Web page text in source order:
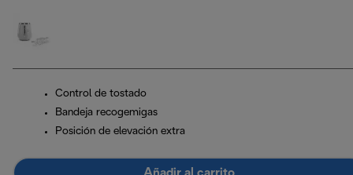
Control de tostado
Bandeja recogemigas
Posición de elevación extra